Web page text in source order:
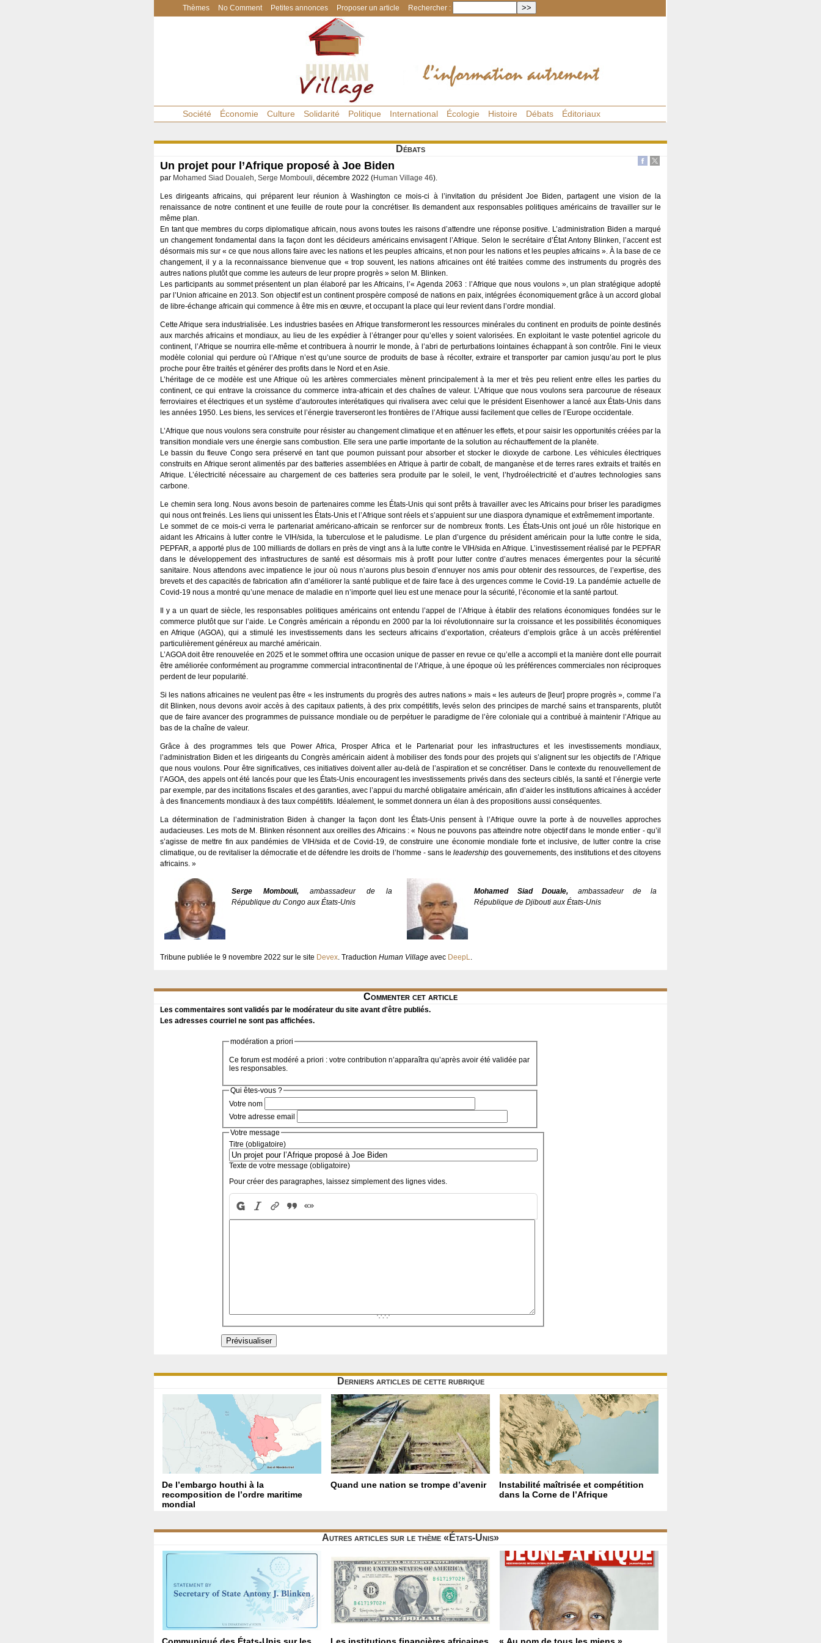
Thèmes No Comment Petites annonces Proposer un article Rechercher :
Société Économie Culture Solidarité Politique International Écologie Histoire Débats Éditoriaux
Débats
Un projet pour l’Afrique proposé à Joe Biden
par Mohamed Siad Doualeh, Serge Mombouli, décembre 2022 (Human Village 46).
Les dirigeants africains, qui préparent leur réunion à Washington ce mois-ci à l’invitation du président Joe Biden, partagent une vision de la
renaissance de notre continent et une feuille de route pour la concrétiser. Ils demandent aux responsables politiques américains de travailler sur le
même plan.
En tant que membres du corps diplomatique africain, nous avons toutes les raisons d’attendre une réponse positive. L’administration Biden a marqué
un changement fondamental dans la façon dont les décideurs américains envisagent l’Afrique. Selon le secrétaire d’État Antony Blinken, l’accent est
désormais mis sur « ce que nous allons faire avec les nations et les peuples africains, et non pour les nations et les peuples africains ». À la base de ce
changement, il y a la reconnaissance bienvenue que « trop souvent, les nations africaines ont été traitées comme des instruments du progrès des
autres nations plutôt que comme les auteurs de leur propre progrès » selon M. Blinken.
Les participants au sommet présentent un plan élaboré par les Africains, l’« Agenda 2063 : l’Afrique que nous voulons », un plan stratégique adopté
par l’Union africaine en 2013. Son objectif est un continent prospère composé de nations en paix, intégrées économiquement grâce à un accord global
de libre-échange africain qui commence à être mis en œuvre, et occupant la place qui leur revient dans l’ordre mondial.
Cette Afrique sera industrialisée. Les industries basées en Afrique transformeront les ressources minérales du continent en produits de pointe destinés
aux marchés africains et mondiaux, au lieu de les expédier à l’étranger pour qu’elles y soient valorisées. En exploitant le vaste potentiel agricole du
continent, l’Afrique se nourrira elle-même et contribuera à nourrir le monde, à l’abri de perturbations lointaines échappant à son contrôle. Fini le vieux
modèle colonial qui perdure où l’Afrique n’est qu’une source de produits de base à récolter, extraire et transporter par camion jusqu’au port le plus
proche pour être traités et générer des profits dans le Nord et en Asie.
L’héritage de ce modèle est une Afrique où les artères commerciales mènent principalement à la mer et très peu relient entre elles les parties du
continent, ce qui entrave la croissance du commerce intra-africain et des chaînes de valeur. L’Afrique que nous voulons sera parcourue de réseaux
ferroviaires et électriques et un système d’autoroutes interétatiques qui rivalisera avec celui que le président Eisenhower a lancé aux États-Unis dans
les années 1950. Les biens, les services et l’énergie traverseront les frontières de l’Afrique aussi facilement que celles de l’Europe occidentale.
L’Afrique que nous voulons sera construite pour résister au changement climatique et en atténuer les effets, et pour saisir les opportunités créées par la
transition mondiale vers une énergie sans combustion. Elle sera une partie importante de la solution au réchauffement de la planète.
Le bassin du fleuve Congo sera préservé en tant que poumon puissant pour absorber et stocker le dioxyde de carbone. Les véhicules électriques
construits en Afrique seront alimentés par des batteries assemblées en Afrique à partir de cobalt, de manganèse et de terres rares extraits et traités en
Afrique. L’électricité nécessaire au chargement de ces batteries sera produite par le soleil, le vent, l’hydroélectricité et d’autres technologies sans
carbone.
Le chemin sera long. Nous avons besoin de partenaires comme les États-Unis qui sont prêts à travailler avec les Africains pour briser les paradigmes
qui nous ont freinés. Les liens qui unissent les États-Unis et l’Afrique sont réels et s’appuient sur une diaspora dynamique et extrêmement importante.
Le sommet de ce mois-ci verra le partenariat américano-africain se renforcer sur de nombreux fronts. Les États-Unis ont joué un rôle historique en
aidant les Africains à lutter contre le VIH/sida, la tuberculose et le paludisme. Le plan d’urgence du président américain pour la lutte contre le sida,
PEPFAR, a apporté plus de 100 milliards de dollars en près de vingt ans à la lutte contre le VIH/sida en Afrique. L’investissement réalisé par le PEPFAR
dans le développement des infrastructures de santé est désormais mis à profit pour lutter contre d’autres menaces émergentes pour la sécurité
sanitaire. Nous attendons avec impatience le jour où nous n’aurons plus besoin d’ennuyer nos amis pour obtenir des ressources, de l’expertise, des
brevets et des capacités de fabrication afin d’améliorer la santé publique et de faire face à des urgences comme le Covid-19. La pandémie actuelle de
Covid-19 nous a montré qu’une menace de maladie en n’importe quel lieu est une menace pour la sécurité, l’économie et la santé partout.
Il y a un quart de siècle, les responsables politiques américains ont entendu l’appel de l’Afrique à établir des relations économiques fondées sur le
commerce plutôt que sur l’aide. Le Congrès américain a répondu en 2000 par la loi révolutionnaire sur la croissance et les possibilités économiques
en Afrique (AGOA), qui a stimulé les investissements dans les secteurs africains d’exportation, créateurs d’emplois grâce à un accès préférentiel
particulièrement généreux au marché américain.
L’AGOA doit être renouvelée en 2025 et le sommet offrira une occasion unique de passer en revue ce qu’elle a accompli et la manière dont elle pourrait
être améliorée conformément au programme commercial intracontinental de l’Afrique, à une époque où les préférences commerciales non réciproques
perdent de leur popularité.
Si les nations africaines ne veulent pas être « les instruments du progrès des autres nations » mais « les auteurs de [leur] propre progrès », comme l’a
dit Blinken, nous devons avoir accès à des capitaux patients, à des prix compétitifs, levés selon des principes de marché sains et transparents, plutôt
que de faire avancer des programmes de puissance mondiale ou de perpétuer le paradigme de l’ère coloniale qui a contribué à maintenir l’Afrique au
bas de la chaîne de valeur.
Grâce à des programmes tels que Power Africa, Prosper Africa et le Partenariat pour les infrastructures et les investissements mondiaux,
l’administration Biden et les dirigeants du Congrès américain aident à mobiliser des fonds pour des projets qui s’alignent sur les objectifs de l’Afrique
que nous voulons. Pour être significatives, ces initiatives doivent aller au-delà de l’aspiration et se concrétiser. Dans le contexte du renouvellement de
l’AGOA, des appels ont été lancés pour que les États-Unis encouragent les investissements privés dans des secteurs ciblés, la santé et l’énergie verte
par exemple, par des incitations fiscales et des garanties, avec l’appui du marché obligataire américain, afin d’aider les institutions africaines à accéder
à des financements mondiaux à des taux compétitifs. Idéalement, le sommet donnera un élan à des propositions aussi conséquentes.
La détermination de l’administration Biden à changer la façon dont les États-Unis pensent à l’Afrique ouvre la porte à de nouvelles approches
audacieuses. Les mots de M. Blinken résonnent aux oreilles des Africains : « Nous ne pouvons pas atteindre notre objectif dans le monde entier - qu’il
s’agisse de mettre fin aux pandémies de VIH/sida et de Covid-19, de construire une économie mondiale forte et inclusive, de lutter contre la crise
climatique, ou de revitaliser la démocratie et de défendre les droits de l’homme - sans le leadershipdes gouvernements, des institutions et des citoyens
africains. »
Serge Mombouli, ambassadeur de la
République du Congo aux États-Unis
Mohamed Siad Douale, ambassadeur de la
République de Djibouti aux États-Unis
Tribune publiée le 9 novembre 2022 sur le site Devex. Traduction Human Village avec DeepL.
Commenter cet article
Les commentaires sont validés par le modérateur du site avant d'être publiés.
Les adresses courriel ne sont pas affichées.
modération a priori
Ce forum est modéré a priori : votre contribution n’apparaîtra qu’après avoir été validée par
les responsables.
Qui êtes-vous ?
Votre nom
Votre adresse email
Votre message
Titre (obligatoire)
Texte de votre message (obligatoire)
Pour créer des paragraphes, laissez simplement des lignes vides.
Derniers articles de cette rubrique
De l’embargo houthi à la
recomposition de l’ordre maritime
mondial
Quand une nation se trompe d’avenir
Instabilité maîtrisée et compétition
dans la Corne de l’Afrique
Autres articles sur le thème «États-Unis»